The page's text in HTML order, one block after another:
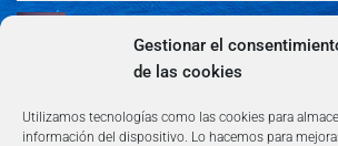
Gestionar el
de las cookies
Utilizamos tecnologías como las cookies para
información del dispositivo. Lo hacemos para
Guía de Madrid: Arte, Cultura,
Entretenimiento